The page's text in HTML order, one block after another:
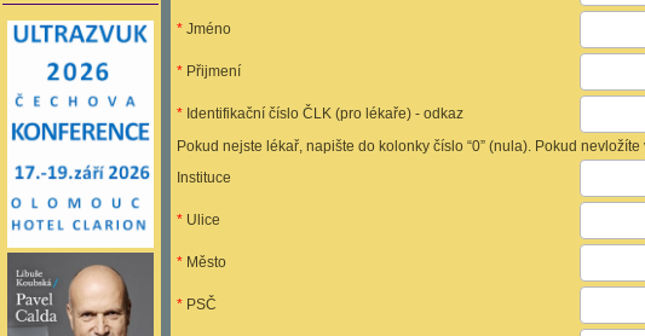
* Jméno
* Přijmení
* Identifikační číslo ČLK (pro lékaře) - odkaz
Pokud nejste lékař, napište do kolonky číslo “0” (nula). Pokud
Instituce
* Ulice
* Město
* PSČ